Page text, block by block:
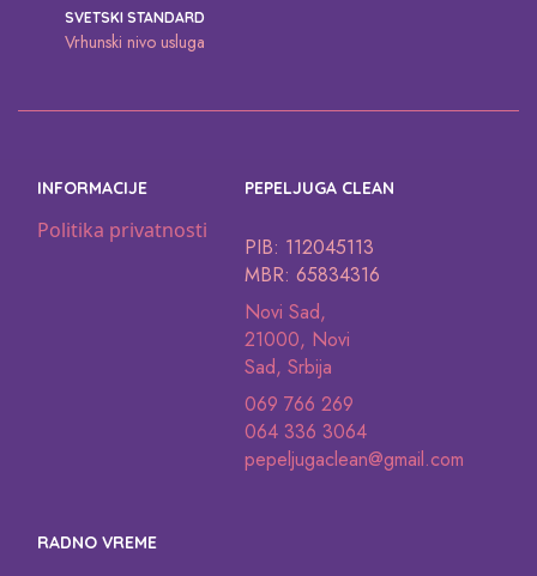
SVETSKI STANDARD
Vrhunski nivo usluga
INFORMACIJE
Politika privatnosti
PEPELJUGA CLEAN
PIB: 112045113
MBR: 65834316
Novi Sad,
21000, Novi
Sad, Srbija
069 766 269
064 336 3064
pepeljugaclean@gmail.com
RADNO VREME